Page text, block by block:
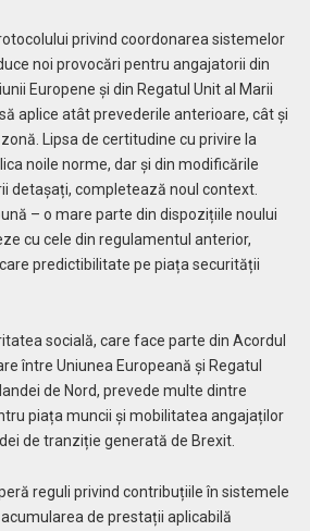
privind coordonarea sistemelor
noi provocări pentru angajatorii din
Europene și din Regatul Unit al Marii
aplice atât prevederile anterioare, cât și
Lipsa de certitudine cu privire la
noile norme, dar și din modificările
detașați, completează noul context.
– o mare parte din dispozițiile noului
cu cele din regulamentul anterior,
predictibilitate pe piața securității
socială, care face parte din Acordul
între Uniunea Europeană și Regatul
de Nord, prevede multe dintre
piața muncii și mobilitatea angajaților
de tranziție generată de Brexit.
reguli privind contribuțiile în sistemele
de prestații aplicabilă